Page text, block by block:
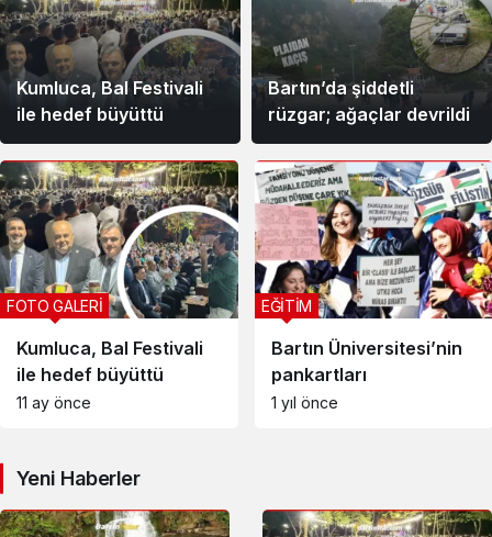
Kumluca, Bal Festivali
ile hedef büyüttü
Bartın’da şiddetli
rüzgar; ağaçlar devrildi
FOTO GALERİ
Kumluca, Bal Festivali
ile hedef büyüttü
11 ay önce
EĞİTİM
Bartın Üniversitesi’nin
pankartları
1 yıl önce
Yeni Haberler